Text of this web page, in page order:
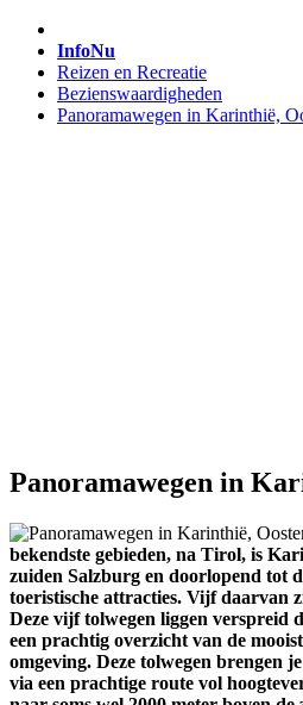
InfoNu
Reizen en Recreatie
Bezienswaardigheden
Panoramawegen in Karinthië,
Panoramawegen in
bekendste gebieden, na Tirol, is
zuiden Salzburg en doorlopend tot
toeristische attracties. Vijf daarvan
Deze vijf tolwegen liggen verspreid
een prachtig overzicht van de
omgeving. Deze tolwegen brengen
via een prachtige route vol